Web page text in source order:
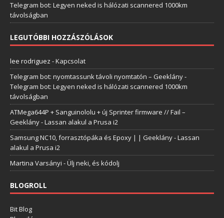
Telegram bot: Legyen neked is hálózati scannered 1000km
távolságban
LEGUTÓBBI HOZZÁSZÓLÁSOK
lee rodriguez -Kapcsolat
Telegram bot: nyomtassunk távoli nyomtatón – Geeklány-
Telegram bot: Legyen neked is hálózati scannered 1000km
távolságban
ATMega644P + Sanguinololu + új Sprinter firmware // Fail –
Geeklány-Lassan alakul a Prusa i2
Samsung NC10, forrasztópáka és Epoxy | | Geeklány-Lassan
alakul a Prusa i2
Martina Varsányi -Ülj neki, és kódolj
BLOGROLL
Bit Blog